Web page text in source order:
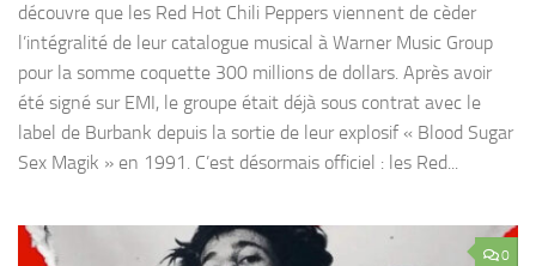
découvre que les Red Hot Chili Peppers viennent de cèder
l’intégralité de leur catalogue musical à Warner Music Group
pour la somme coquette 300 millions de dollars. Après avoir
été signé sur EMI, le groupe était déjà sous contrat avec le
label de Burbank depuis la sortie de leur explosif « Blood Sugar
Sex Magik » en 1991. C’est désormais officiel : les Red...
0